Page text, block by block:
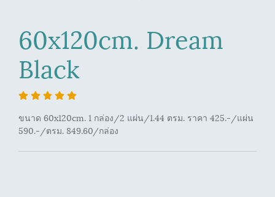
60x120cm. Dream
Black
ขนาด 60x120cm. 1 กล่อง/2 แผ่น/1.44 ตรม. ราคา 425.-/แผ่น
590.-/ตรม. 849.60/กล่อง